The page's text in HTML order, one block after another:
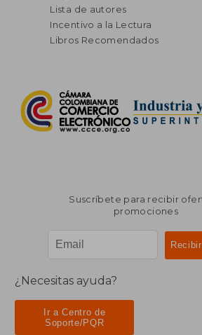
Lista de autores
Incentivo a la Lectura
Libros Recomendados
Suscríbete para recibir
promociones
¿Necesitas ayuda?
Ir a Centro de
Soporte/PQR